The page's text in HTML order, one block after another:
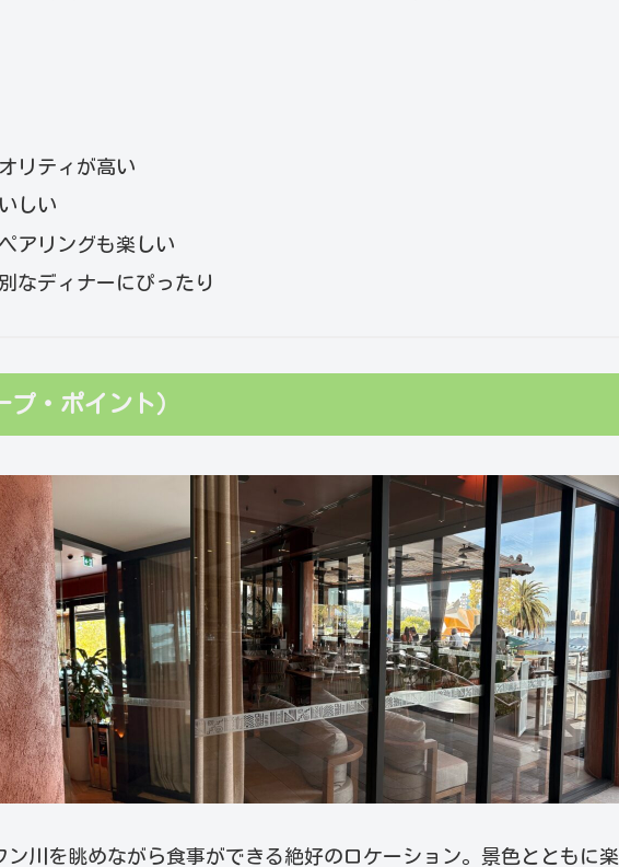
リティが高い
しい
アリングも楽しい
なディナーにぴったり
・ポイント）
川を眺めながら食事ができる絶好のロケーション。景色とともに楽